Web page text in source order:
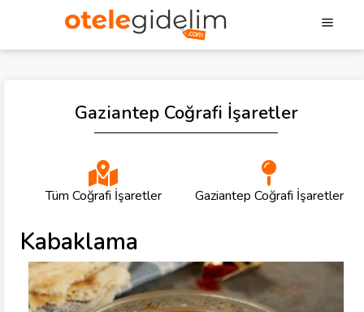
Gaziantep Coğrafi İşaretler
Tüm Coğrafi İşaretler Gaziantep Coğrafi İşaretler
Kabaklama